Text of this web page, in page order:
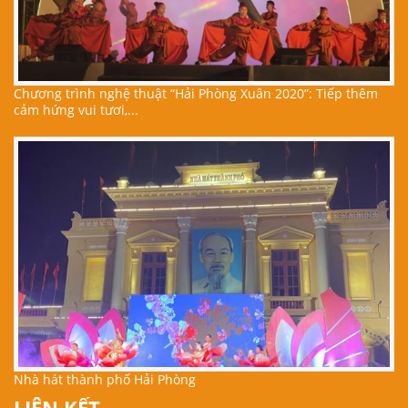
Chương trình nghệ thuật “Hải Phòng Xuân 2020”: Tiếp thêm
cảm hứng vui tươi,...
Nhà hát thành phố Hải Phòng